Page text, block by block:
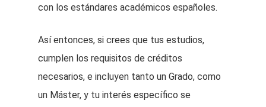
con los estándares académicos españoles.
Así entonces, si crees que tus estudios,
cumplen los requisitos de créditos
necesarios, e incluyen tanto un Grado, como
un Máster, y tu interés específico se